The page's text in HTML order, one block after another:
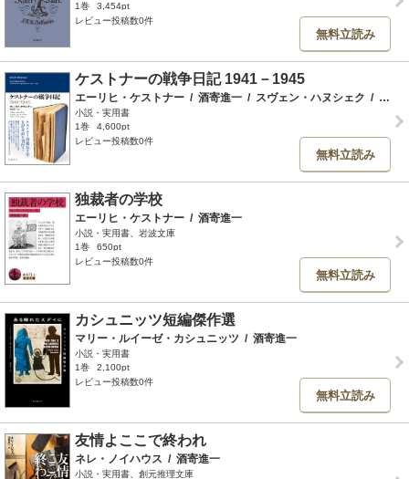
1巻
3,454pt
レビュー投稿数0件
無料立読み
ケストナーの戦争日記 1941－1945
エーリヒ・ケストナー / 酒寄進一 / スヴェン・ハヌシェク /
小説・実用書
1巻
4,600pt
レビュー投稿数0件
無料立読み
独裁者の学校
エーリヒ・ケストナー / 酒寄進一
小説・実用書、岩波文庫
1巻
650pt
レビュー投稿数0件
無料立読み
カシュニッツ短編傑作選
マリー・ルイーゼ・カシュニッツ / 酒寄進一
小説・実用書
1巻
2,100pt
レビュー投稿数0件
無料立読み
友情よここで終われ
ネレ・ノイハウス / 酒寄進一
小説・実用書、創元推理文庫